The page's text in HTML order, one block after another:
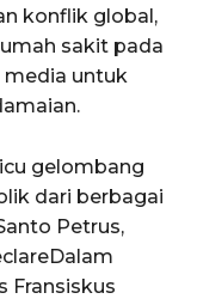
konflik global,
sakit pada
media untuk
gelombang
dari berbagai
Petrus,
Fransiskus